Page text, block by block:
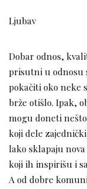
Ljubav
Dobar odnos,
prisutni u odnosu
pokačiti oko neke
brže otišlo. Ipak,
mogu doneti
koji dele
lako sklapaju
koji ih inspirišu i
A od dobre